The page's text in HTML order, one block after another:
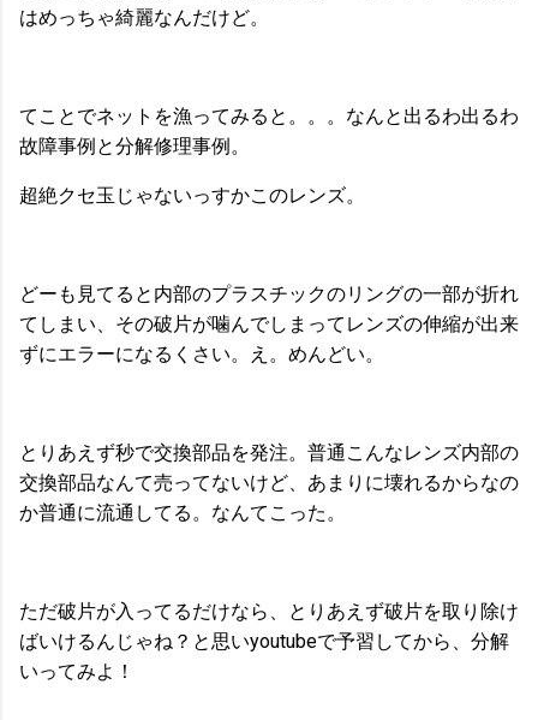
はめっちゃ綺麗なんだけど。
てことでネットを漁ってみると。。。なんと出るわ出るわ
故障事例と分解修理事例。
超絶クセ玉じゃないっすかこのレンズ。
どーも見てると内部のプラスチックのリングの一部が折れ
てしまい、その破片が噛んでしまってレンズの伸縮が出来
ずにエラーになるくさい。え。めんどい。
とりあえず秒で交換部品を発注。普通こんなレンズ内部の
交換部品なんて売ってないけど、あまりに壊れるからなの
か普通に流通してる。なんてこった。
ただ破片が入ってるだけなら、とりあえず破片を取り除け
ばいけるんじゃね？と思いyoutubeで予習してから、分解
いってみよ！